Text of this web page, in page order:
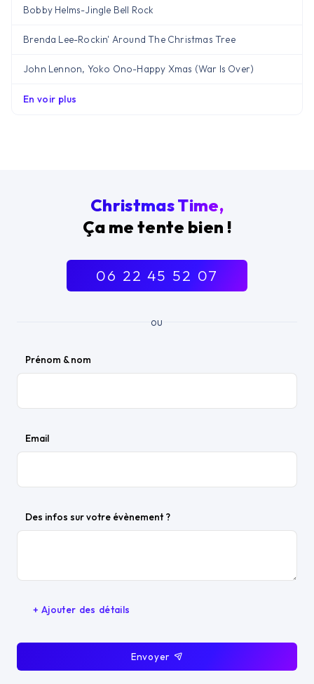
Bobby Helms-Jingle Bell Rock
Brenda Lee-Rockin' Around The Christmas Tree
John Lennon, Yoko Ono-Happy Xmas (War Is Over)
En voir plus
Christmas Time,
Ça me tente bien !
06 22 45 52 07
ou
Prénom & nom
Email
Des infos sur votre évènement ?
+ Ajouter des détails
Envoyer